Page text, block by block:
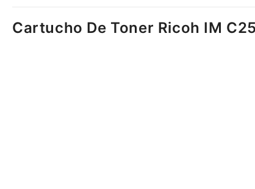
Cartucho De Toner Ricoh IM